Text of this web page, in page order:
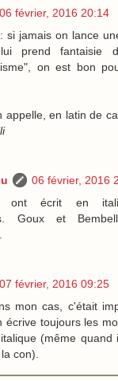
06 février, 2016 20:14
si jamais on lance
prend fantaisie
on est bon
appelle, en latin de
06 février, 2016
ont écrit en
Goux et
07 février, 2016 09:25
mon cas, c'était
écrive toujours les
(même quand
con).